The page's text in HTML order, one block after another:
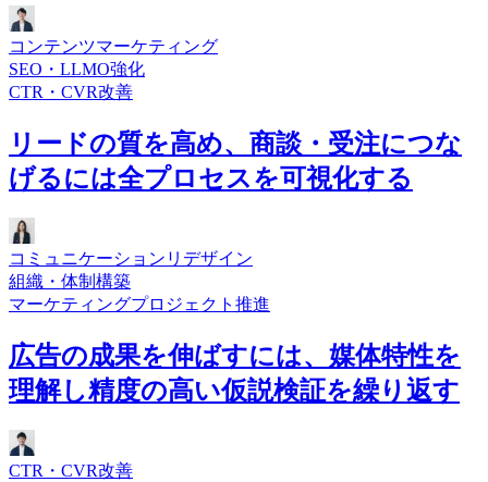
コンテンツマーケティング
SEO・LLMO強化
CTR・CVR改善
リードの質を高め、商談・受注につな
げるには全プロセスを可視化する
コミュニケーションリデザイン
組織・体制構築
マーケティングプロジェクト推進
広告の成果を伸ばすには、媒体特性を
理解し精度の高い仮説検証を繰り返す
CTR・CVR改善